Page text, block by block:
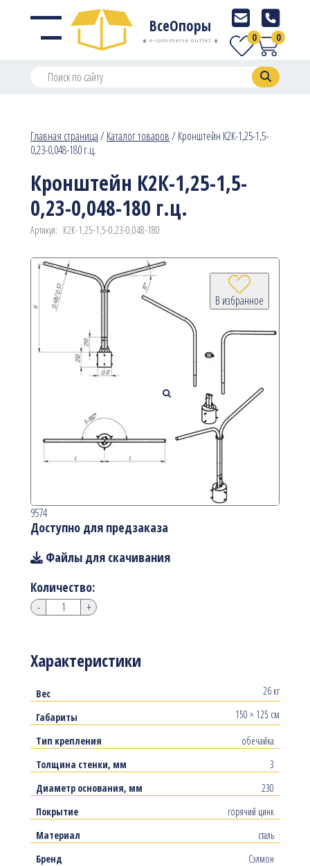
ВсеОпоры
e-commerce outlet 0
0
Главная страница/Каталог товаров/Кронштейн К2К-1,25-1,5-
0,23-0,048-180 г.ц.
Кронштейн К2К-1,25-1,5-
0,23-0,048-180 г.ц.
Артикул: К2К-1,25-1,5-0,23-0,048-180
В избранное
Характеристики
Вес
26 кг
Габариты
150 × 125 см
Тип крепления
обечайка
Толщина стенки, мм
3
Диаметр основания, мм
230
Покрытие
горячий цинк
Материал
сталь
Бренд
Сэлмон
9574
Доступно для предзаказа
Файлы для скачивания
Количество:
- +